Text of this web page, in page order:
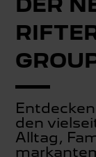
Entdecken
den
Alltag,